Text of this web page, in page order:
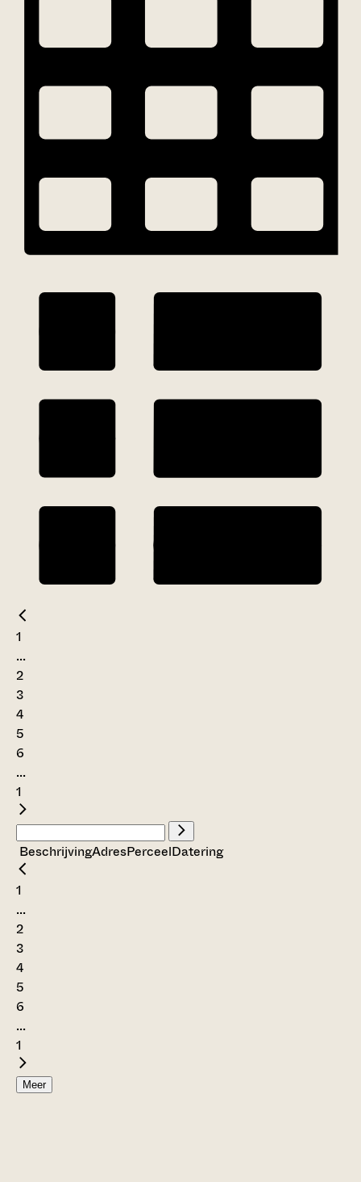
1
...
2
3
4
5
6
...
1
BeschrijvingAdresPerceelDatering
1
...
2
3
4
5
6
...
1
Meer